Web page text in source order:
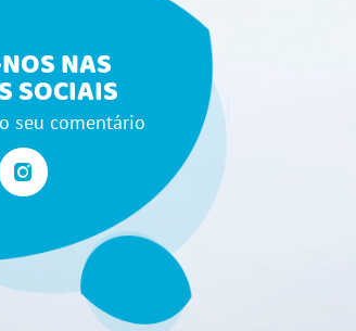
NAS
SOCIAIS
seu comentário